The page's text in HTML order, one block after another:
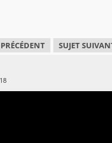
SUJET